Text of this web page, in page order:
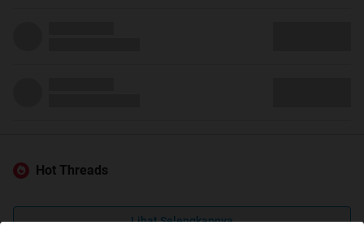
Hot Threads
Lihat Selengkapnya